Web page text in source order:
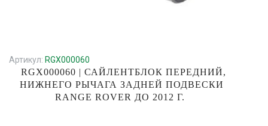
RGX000060 | САЙЛЕНТБЛОК ПЕРЕДНИЙ,
НИЖНЕГО РЫЧАГА ЗАДНЕЙ ПОДВЕСКИ
RANGE ROVER ДО 2012 Г.
Артикул: RGX000060